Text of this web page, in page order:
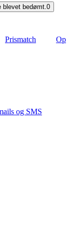
blevet bedømt.0
Prismatch
Op
og SMS